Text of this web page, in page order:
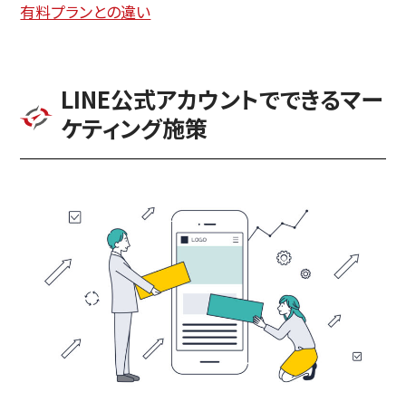
有料プランとの違い
LINE公式アカウントでできるマー
ケティング施策